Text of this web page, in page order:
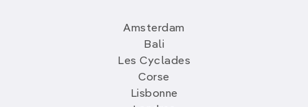
Amsterdam
Bali
Les Cyclades
Corse
Lisbonne